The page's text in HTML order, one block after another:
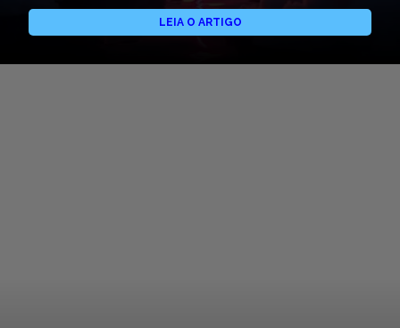
LEIA O ARTIGO